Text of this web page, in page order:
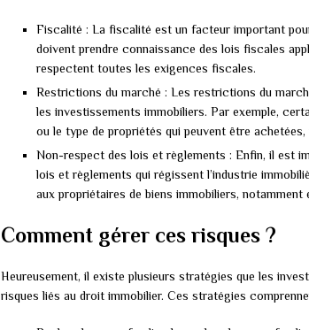
Fiscalité : La fiscalité est un facteur important
doivent prendre connaissance des lois fiscales
respectent toutes les exigences fiscales.
Restrictions du marché : Les restrictions du
les investissements immobiliers. Par exemple,
ou le type de propriétés qui peuvent être achetées,
Non-respect des lois et règlements : Enfin, il est
lois et règlements qui régissent l’industrie
aux propriétaires de biens immobiliers,
Comment gérer ces risques ?
Heureusement, il existe plusieurs stratégies que les
risques liés au droit immobilier. Ces stratégies